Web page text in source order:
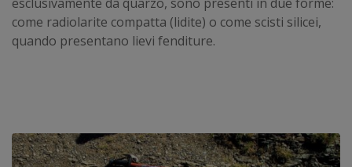
come radiolarite compatta (lidite) o come scisti silicei,
quando presentano lievi fenditure.